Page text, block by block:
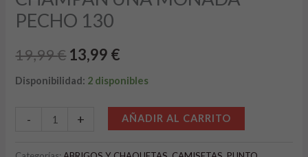
PECHO 130
19,99€ 13,99 €
Disponibilidad: 2 disponibles
- + AÑADIR AL CARRITO